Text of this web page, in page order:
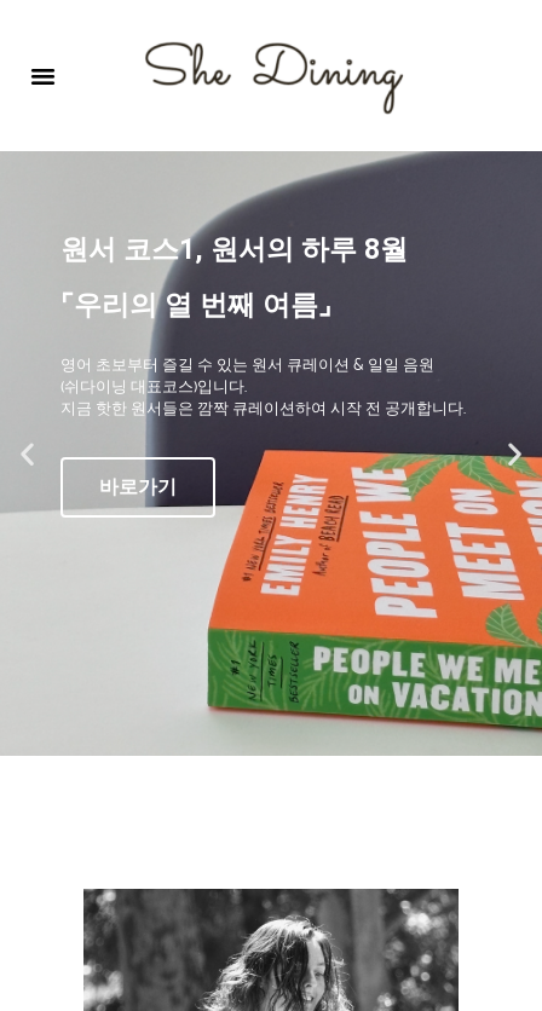
원서 코스1, 원서의 하루 8월
⌜우리의 열 번째 여름⌟
영어 초보부터 즐길 수 있는 원서 큐레이션 & 일일 음원
(쉬다이닝 대표코스)입니다.
지금 핫한 원서들은 깜짝 큐레이션하여 시작 전 공개합니다.
바로가기